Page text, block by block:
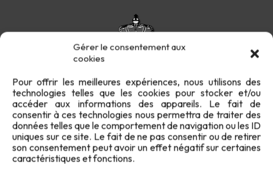
Gérer le consentement aux
cookies
Pour offrir les meilleures expériences, nous utilisons des
technologies telles que les cookies pour stocker et/ou
accéder aux informations des appareils. Le fait de
consentir à ces technologies nous permettra de traiter des
données telles que le comportement de navigation ou les ID
uniques sur ce site. Le fait de ne pas consentir ou de retirer
son consentement peut avoir un effet négatif sur certaines
caractéristiques et fonctions.
Confidentialité Cookies